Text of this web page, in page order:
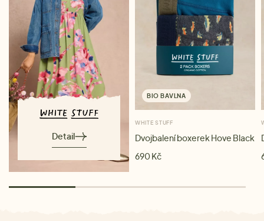
Detail
BIO BAVLNA
WHITE STUFF
Dvojbalení boxerek Hove Black
690 Kč